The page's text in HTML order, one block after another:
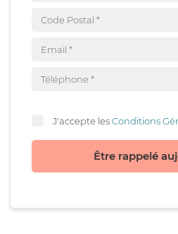
J'accepte lesConditions
Être rappelé